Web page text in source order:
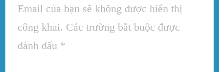
Email của bạn sẽ không được hiển thị
công khai. Các trường bắt buộc được
đánh dấu *